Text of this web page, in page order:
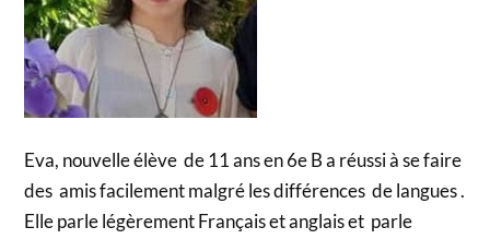
Eva, nouvelle élève de 11 ans en 6e B a réussi à se faire
des amis facilement malgré les différences de langues .
Elle parle légèrement Français et anglais et parle